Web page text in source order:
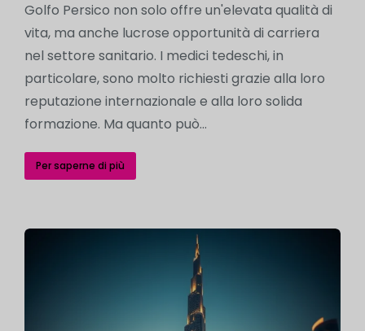
Golfo Persico non solo offre un'elevata qualità di
vita, ma anche lucrose opportunità di carriera
nel settore sanitario. I medici tedeschi, in
particolare, sono molto richiesti grazie alla loro
reputazione internazionale e alla loro solida
formazione. Ma quanto può...
Per saperne di più